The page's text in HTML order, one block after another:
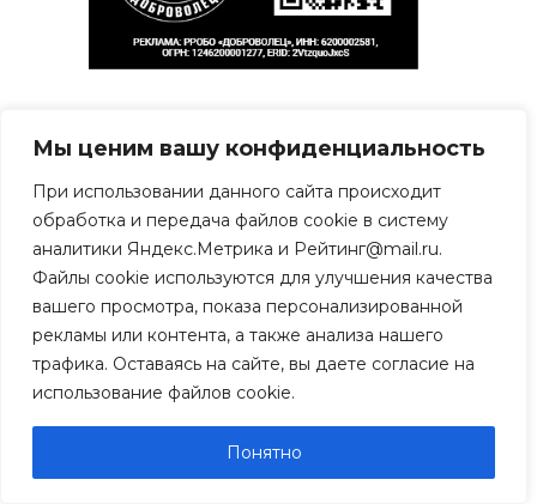
Мы ценим вашу конфиденциальность
При использовании данного сайта происходит
обработка и передача файлов cookie в систему
аналитики Яндекс.Метрика и Рейтинг@mail.ru.
Файлы cookie используются для улучшения качества
вашего просмотра, показа персонализированной
рекламы или контента, а также анализа нашего
трафика. Оставаясь на сайте, вы даете согласие на
использование файлов cookie.
Понятно
Свежие записи
В Рязани скончался
известный фотограф
Валентин Евкин
08.08.2026
Врачи Рязанской ОКБ
спасли участника
Великой Отечественной
войны
В Рязани пьяный мужчина
сорвал портреты